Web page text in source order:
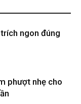
ngon đúng
phượt nhẹ cho